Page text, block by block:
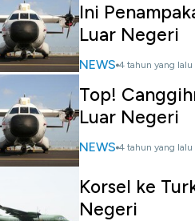
Ini
Luar Negeri
NEWS 4 tahun yang lalu
Top!
Luar Negeri
NEWS 4 tahun yang lalu
Korsel ke
Negeri